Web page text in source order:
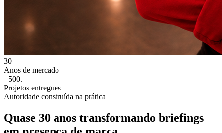
30+
Anos de mercado
+500.
Projetos entregues
Autoridade construída na prática
Quase 30 anos transformando briefings